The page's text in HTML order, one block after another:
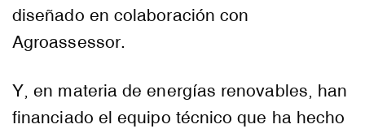
diseñado en colaboración con
Agroassessor.
Y, en materia de energías renovables, han
financiado el equipo técnico que ha hecho